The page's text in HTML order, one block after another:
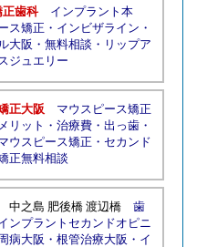
正歯科
インプラント本
ス矯正 ・ インビザライン ・
大阪 ・ 無料相談 ・ リップア
ジュエリー
正大阪
マウスピース矯正
メリット ・ 治療費 ・ 出っ歯 ・
ウスピース矯正 ・ セカンド
正無料相談
中之島 肥後橋 渡辺橋
歯
ンプラントセカンドオピニ
病大阪 ・ 根管治療大阪 ・ イ